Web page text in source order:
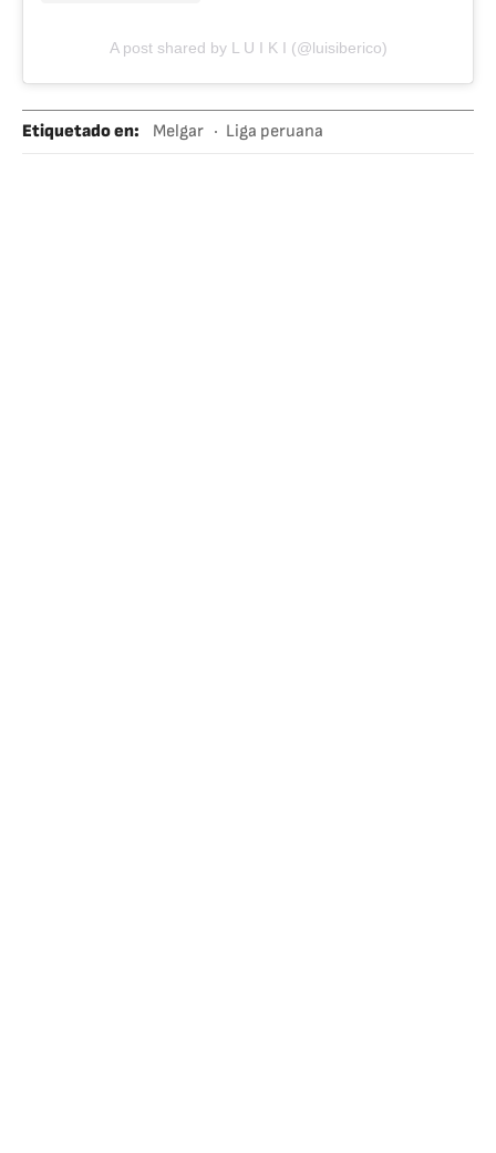
A post shared by L U I K I (@luisiberico)
Etiquetado en: Melgar Liga peruana